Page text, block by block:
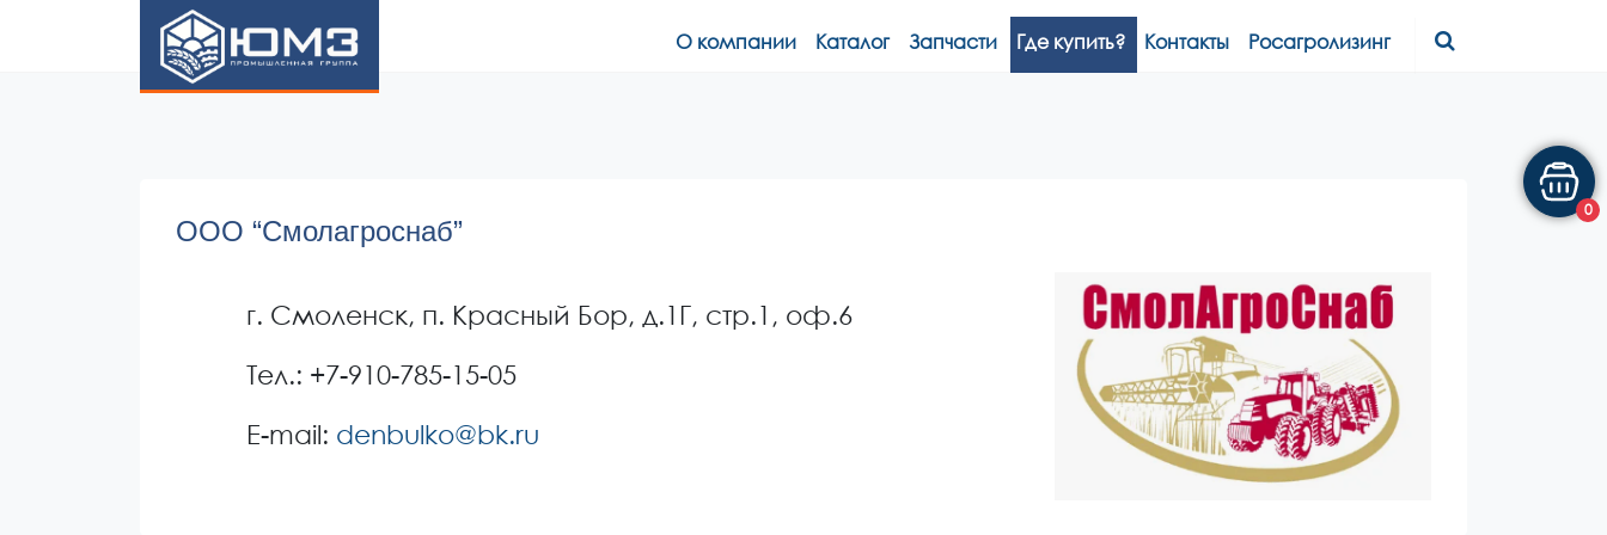
О компании Каталог Запчасти Где купить? Контакты Росагролизинг
ООО “Смолагроснаб”
г. Смоленск, п. Красный Бор, д.1Г, стр.1, оф.6
Тел.: +7-910-785-15-05
E-mail: denbulko@bk.ru
0